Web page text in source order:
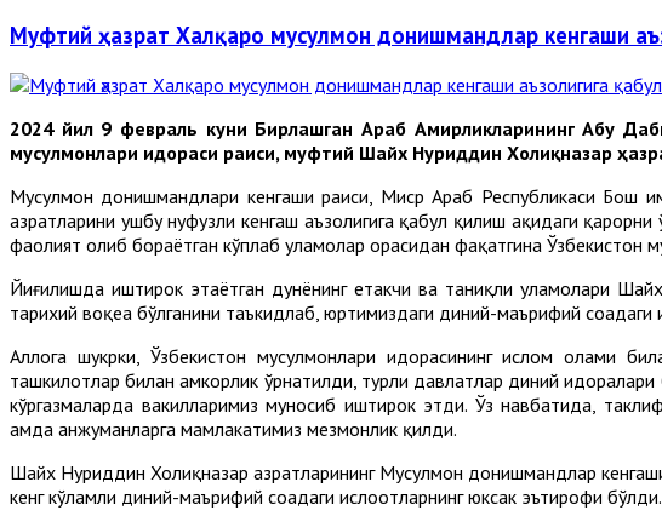
Муфтий ҳазрат Халқаро мусулмон донишмандлар кенгаши
2024 йил 9 февраль куни Бирлашган Араб Амирликларининг Абу
мусулмонлари идораси раиси, муфтий Шайх Нуриддин Холиқназар
Мусулмон донишмандлари кенгаши раиси, Миср Араб Республикаси Бош
ҳазратларини ушбу нуфузли кенгаш аъзолигига қабул қилиш ҳақидаги
фаолият олиб бораётган кўплаб уламолар орасидан фақатгина Ўзбекистон
Йиғилишда иштирок этаётган дунёнинг етакчи ва таниқли уламолари
тарихий воқеа бўлганини таъкидлаб, юртимиздаги диний-маърифий соҳадаги
Аллоҳга шукрки, Ўзбекистон мусулмонлари идорасининг ислом олами
ташкилотлар билан ҳамкорлик ўрнатилди, турли давлатлар диний
кўргазмаларда вакилларимиз муносиб иштирок этди. Ўз навбатида,
ҳамда анжуманларга мамлакатимиз мезмонлик қилди.
Шайх Нуриддин Холиқназар ҳазратларининг Мусулмон донишмандлар
кенг кўламли диний-маърифий соҳадаги ислоҳотларнинг юксак эътирофи бўлди.